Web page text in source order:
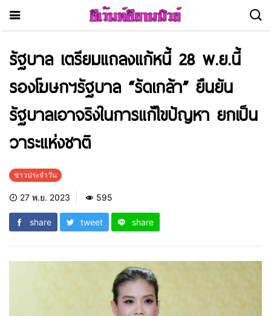
รัฐบาล เตรียมแถลงแก้หนี้ 28 พ.ย.นี้
รองโฆษกฯรัฐบาล “รัดเกล้า” ยืนยัน
รัฐบาลเอาจริงในการแก้ไขปัญหา ยกเป็น
วาระแห่งชาติ
ข่าวประจำวัน
27 พ.ย. 2023 595
share tweet share